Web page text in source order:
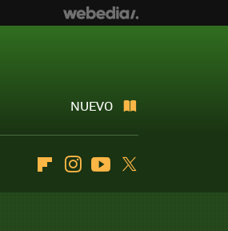
NUEVO
FlipboardInstagramYoutube